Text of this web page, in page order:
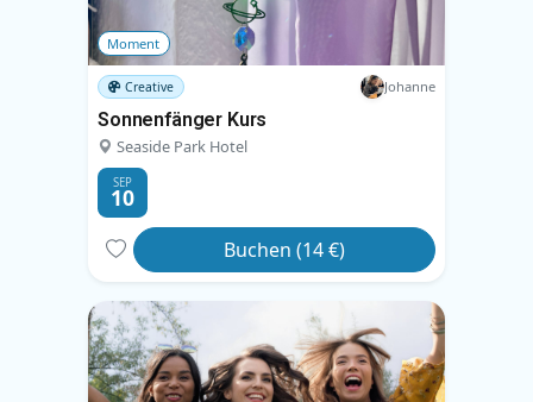
Moment
Creative Johanne
Sonnenfänger Kurs
Seaside Park Hotel
SEP
10
Buchen (14 €)